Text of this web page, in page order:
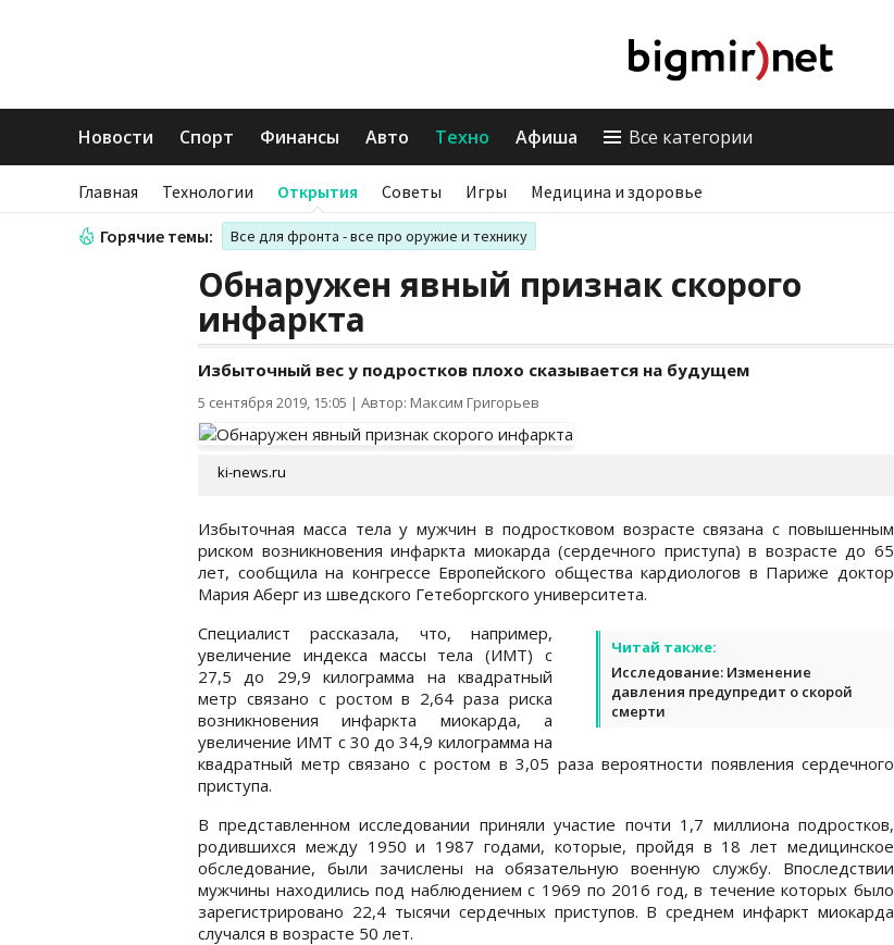
Новости Спорт Финансы Авто Техно Афиша Все категории
Главная Технологии Открытия Советы Игры Медицина и здоровье
Горячие темы: Все для фронта - все про оружие и технику
Обнаружен явный признак скорого
инфаркта
Избыточный вес у подростков плохо сказывается на будущем
5 сентября 2019, 15:05 | Автор: Максим Григорьев
ki-news.ru
Избыточная масса тела у мужчин в подростковом возрасте связана с повышенным
риском возникновения инфаркта миокарда (сердечного приступа) в возрасте до 65
лет, сообщила на конгрессе Европейского общества кардиологов в Париже доктор
Мария Аберг из шведского Гетеборгского университета.
Читай также:
Исследование: Изменение
давления предупредит о скорой
смерти
Специалист рассказала, что, например,
увеличение индекса массы тела (ИМТ) с
27,5 до 29,9 килограмма на квадратный
метр связано с ростом в 2,64 раза риска
возникновения инфаркта миокарда, а
увеличение ИМТ с 30 до 34,9 килограмма на
квадратный метр связано с ростом в 3,05 раза вероятности появления сердечного
приступа.
В представленном исследовании приняли участие почти 1,7 миллиона подростков,
родившихся между 1950 и 1987 годами, которые, пройдя в 18 лет медицинское
обследование, были зачислены на обязательную военную службу. Впоследствии
мужчины находились под наблюдением с 1969 по 2016 год, в течение которых было
зарегистрировано 22,4 тысячи сердечных приступов. В среднем инфаркт миокарда
случался в возрасте 50 лет.